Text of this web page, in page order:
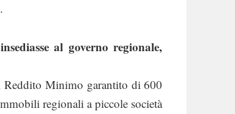
al governo regionale,
Minimo garantito di 600
regionali a piccole società